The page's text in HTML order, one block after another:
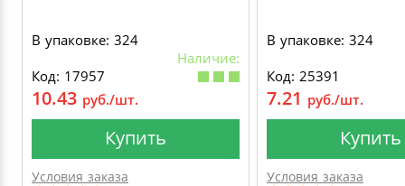
В упаковке: 324
Наличие:
Код: 17957
10.43 руб./шт.
Купить
Условия заказа
В упаковке: 324
Код: 25391
7.21 руб./шт.
Купить
Условия заказа